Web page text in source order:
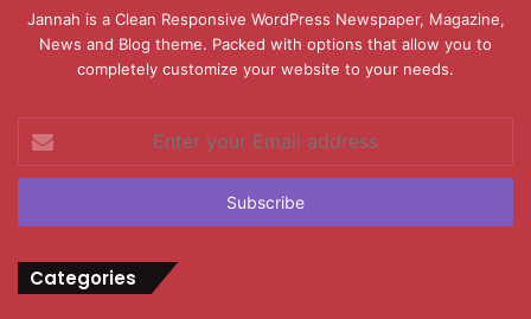
Jannah is a Clean Responsive WordPress Newspaper, Magazine,
News and Blog theme. Packed with options that allow you to
completely customize your website to your needs.
your
Email
Categories